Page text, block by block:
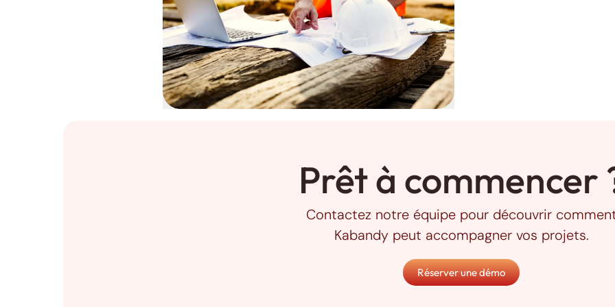
Prêt à commencer
Contactez notre équipe pour découvrir
Kabandy peut accompagner vos projets.
Réserver une démo